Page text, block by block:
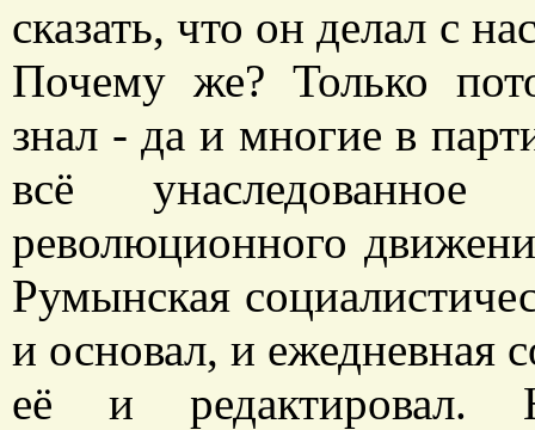
сказать, что он делал с
Почему же? Только
знал - да и многие в
всё
революционного
Румынская
и основал, и ежедневная
её и редактировал.